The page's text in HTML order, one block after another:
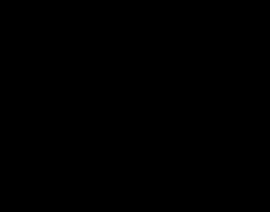
) fand ich mit
Mag daran liegen, dass
waren aktiv
26. November)
bringt – was allein schon daran zu
Fleetwood